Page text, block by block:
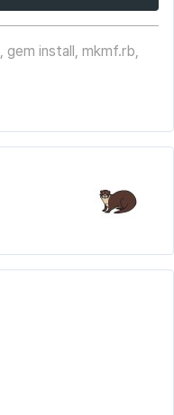
, gem install, mkmf.rb,